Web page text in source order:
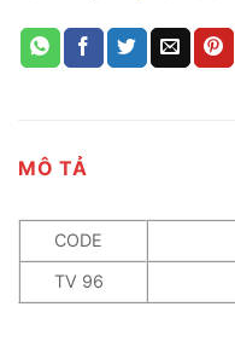
MÔ TẢ
CODE
TV 96